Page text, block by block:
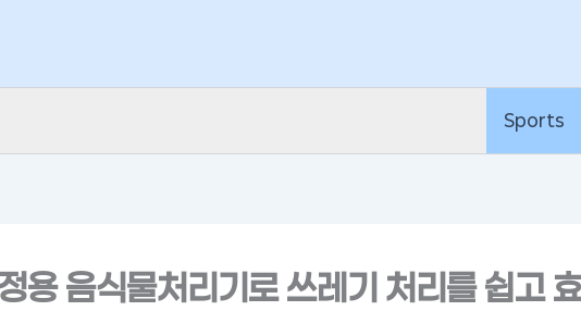
Sports
용 음식물처리기로 쓰레기 처리를 쉽고